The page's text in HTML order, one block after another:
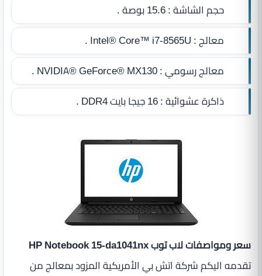
حجم الشاشة :15.6 بوصة .
معالج :Intel® Core™ i7-8565U .
معالج رسومي :NVIDIA® GeForce® MX130 .
ذاكرة عشوائية :16 جيجا بايت DDR4 .
سعر ومواصفات لاب توب HP Notebook 15-da1041nx
تقدمه اليكم شركة اتش بي الأمريكية المزود بمعالج من